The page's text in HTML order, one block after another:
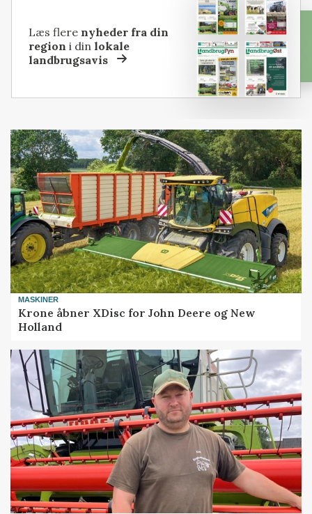
Læs flere nyheder fra din
region i dinlokale
landbrugsavis
MASKINER
Krone åbner XDisc for John Deere og New
Holland